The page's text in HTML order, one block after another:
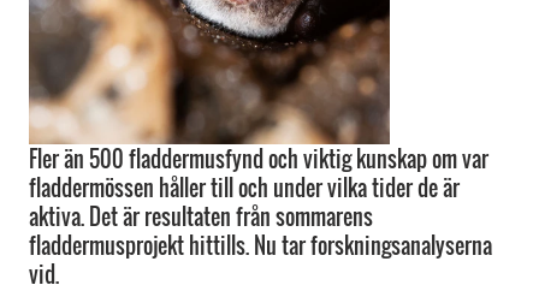
Fler än 500 fladdermusfynd och viktig kunskap om var
fladdermössen håller till och under vilka tider de är
aktiva. Det är resultaten från sommarens
fladdermusprojekt hittills. Nu tar forskningsanalyserna
vid.